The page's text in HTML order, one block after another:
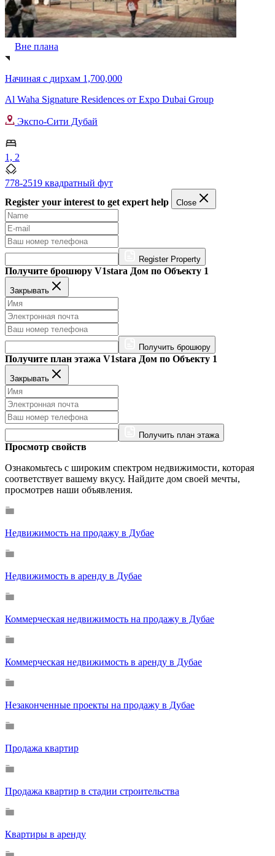
Вне плана
Начиная с дирхам 1,700,000
Al Waha Signature Residences от Expo Dubai Group
Экспо-Сити Дубай
1, 2
778-2519 квадратный фут
Register your interest to get expert help
Close
Register Property
Получите брошюру V1stara Дом по Объекту 1
Закрывать
Получить брошюру
Получите план этажа V1stara Дом по Объекту 1
Закрывать
Получить план этажа
Просмотр свойств
Ознакомьтесь с широким спектром недвижимости, которая
соответствует вашему вкусу. Найдите дом своей мечты,
просмотрев наши объявления.
Недвижимость на продажу в Дубае
Недвижимость в аренду в Дубае
Коммерческая недвижимость на продажу в Дубае
Коммерческая недвижимость в аренду в Дубае
Незаконченные проекты на продажу в Дубае
Продажа квартир
Продажа квартир в стадии строительства
Квартиры в аренду